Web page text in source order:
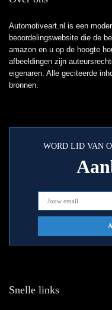
Automotiveart.nl is een
beoordelingswebsite die de
amazon en u op de hoogte
afbeeldingen zijn
eigenaren. Alle geciteerde
bronnen.
WORD LID VAN
Snelle links